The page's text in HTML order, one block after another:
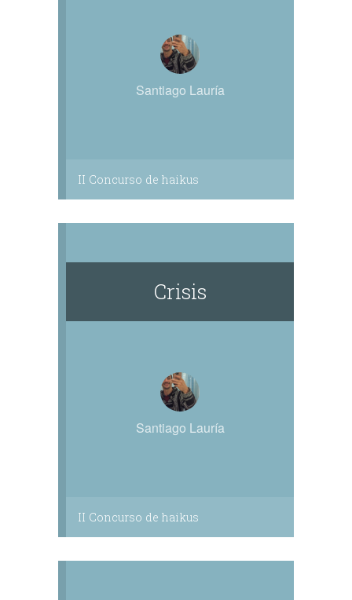
Santiago Lauría
II Concurso de haikus
Crisis
Santiago Lauría
II Concurso de haikus